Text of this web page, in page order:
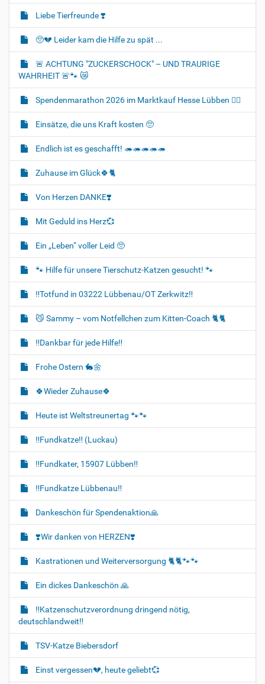
Liebe Tierfreunde ❣️
🥺💔 Leider kam die Hilfe zu spät ...
🚨 ACHTUNG "ZUCKERSCHOCK" – UND TRAURIGE
WAHRHEIT 🚨🐾 😿
Spendenmarathon 2026 im Marktkauf Hesse Lübben 👍🏻
Einsätze, die uns Kraft kosten 🥺
Endlich ist es geschafft! 🦔🦔🦔🦔🦔
Zuhause im Glück🍀🐈‍
Von Herzen DANKE❣️
Mit Geduld ins Herz💞
Ein „Leben“ voller Leid 🥺
🐾 Hilfe für unsere Tierschutz-Katzen gesucht! 🐾
‼️Totfund in 03222 Lübbenau/OT Zerkwitz‼️
😼 Sammy – vom Notfellchen zum Kitten-Coach 🐈🐈‍
‼️Dankbar für jede Hilfe‼️
Frohe Ostern 🐇🌼
🍀Wieder Zuhause🍀
Heute ist Weltstreunertag 🐾🐾
‼️Fundkatze‼️ (Luckau)
‼️Fundkater, 15907 Lübben‼️
‼️Fundkatze Lübbenau‼️
Dankeschön für Spendenaktion🙏
❣️Wir danken von HERZEN❣️
Kastrationen und Weiterversorgung 🐈‍🐈🐾🐾
Ein dickes Dankeschön 🙏
‼️Katzenschutzverordnung dringend nötig,
deutschlandweit‼️
TSV-Katze Biebersdorf
Einst vergessen💔, heute geliebt💞